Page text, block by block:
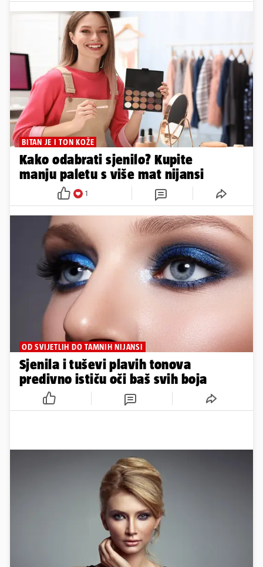
BITAN JE I TON KOŽE
Kako odabrati sjenilo? Kupite
manju paletu s više mat nijansi
1
OD SVIJETLIH DO TAMNIH NIJANSI
Sjenila i tuševi plavih tonova
predivno ističu oči baš svih boja